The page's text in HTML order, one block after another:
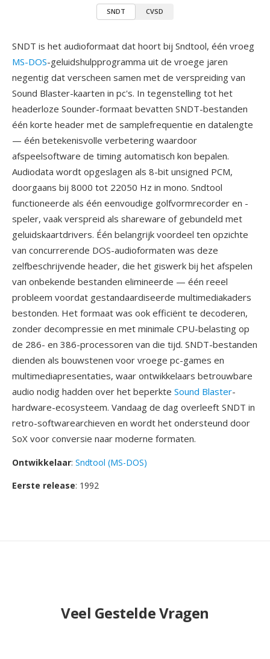
SNDT CVSD
SNDT is het audioformaat dat hoort bij Sndtool, één vroeg
MS-DOS-geluidshulpprogramma uit de vroege jaren
negentig dat verscheen samen met de verspreiding van
Sound Blaster-kaarten in pc's. In tegenstelling tot het
headerloze Sounder-formaat bevatten SNDT-bestanden
één korte header met de samplefrequentie en datalengte
— één betekenisvolle verbetering waardoor
afspeelsoftware de timing automatisch kon bepalen.
Audiodata wordt opgeslagen als 8-bit unsigned PCM,
doorgaans bij 8000 tot 22050 Hz in mono. Sndtool
functioneerde als één eenvoudige golfvormrecorder en -
speler, vaak verspreid als shareware of gebundeld met
geluidskaartdrivers. Één belangrijk voordeel ten opzichte
van concurrerende DOS-audioformaten was deze
zelfbeschrijvende header, die het giswerk bij het afspelen
van onbekende bestanden elimineerde — één reeel
probleem voordat gestandaardiseerde multimediakaders
bestonden. Het formaat was ook efficiënt te decoderen,
zonder decompressie en met minimale CPU-belasting op
de 286- en 386-processoren van die tijd. SNDT-bestanden
dienden als bouwstenen voor vroege pc-games en
multimediapresentaties, waar ontwikkelaars betrouwbare
audio nodig hadden over het beperkte Sound Blaster-
hardware-ecosysteem. Vandaag de dag overleeft SNDT in
retro-softwarearchieven en wordt het ondersteund door
SoX voor conversie naar moderne formaten.
Ontwikkelaar: Sndtool (MS-DOS)
Eerste release: 1992
Veel Gestelde Vragen